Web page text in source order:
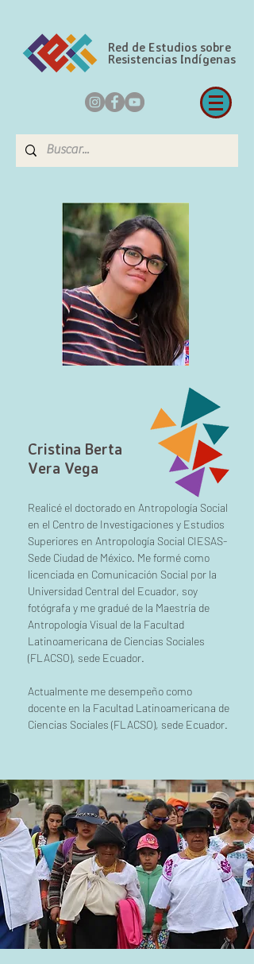
Red de Estudios sobre
Resistencias Indígenas
Cristina Berta
Vera Vega
Realicé el doctorado en Antropología Social
en el Centro de Investigaciones y Estudios
Superiores en Antropología Social CIESAS-
Sede Ciudad de México. Me formé como
licenciada en Comunicación Social por la
Universidad Central del Ecuador, soy
fotógrafa y me gradué de la Maestría de
Antropología Visual de la Facultad
Latinoamericana de Ciencias Sociales
(FLACSO), sede Ecuador.
Actualmente me desempeño como
docente en la Facultad Latinoamericana de
Ciencias Sociales (FLACSO), sede Ecuador.